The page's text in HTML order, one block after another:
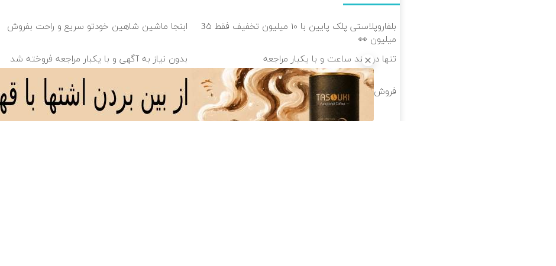
بلفاروپلاستی پلک پایین با ۱۰ میلیون تخفیف فقط 3۵
میلیون 👀
ابنجا ماشین شاهین خودتو سریع و راحت بفروش
تنها در چند ساعت و با یکبار مراجعه بدون نیاز به آگهی و با یکبار مراجعه فروخته شد
فروش راحت پژو ۲۰6، بدون کمیسیون و دردسر سریع ترین راه فروش خودرو اینجاست ✅